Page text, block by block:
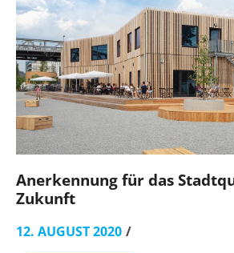
Anerkennung für das
Zukunft
12. AUGUST 2020